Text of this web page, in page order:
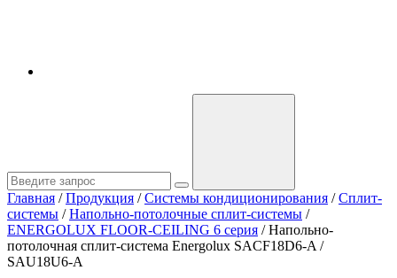
Главная / Продукция / Системы кондиционирования / Сплит-
системы / Напольно-потолочные сплит-системы /
ENERGOLUX FLOOR-CEILING 6 серия /Напольно-
потолочная сплит-система Energolux SAСF18D6-A /
SAU18U6-A